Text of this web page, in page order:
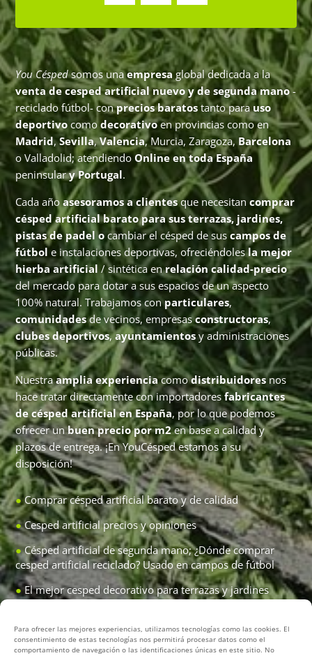
Para ofrecer las mejores experiencias, utilizamos tecnologías como las cookies. El
consentimiento de estas tecnologías nos permitirá procesar datos como el
comportamiento de navegación o las identificaciones únicas en este sitio. No
You Céspedsomos unaempresaglobal dedicada a la
venta de cesped artificial nuevo y de segunda mano-
reciclado fútbol- conprecios baratostanto parauso
deportivo comodecorativoen provincias como en
Madrid,Sevilla,Valencia, Murcia, Zaragoza,Barcelona
o Valladolid; atendiendoOnline en toda España
peninsulary Portugal.
Cada añoasesoramos a clientesque necesitancomprar
césped artificial barato para sus terrazas, jardines,
pistas de padel ocambiar el césped de suscampos de
fútbol e instalaciones deportivas, ofreciéndolesla mejor
hierba artificial/ sintética enrelación calidad-precio
del mercado para dotar a sus espacios de un aspecto
100% natural. Trabajamos conparticulares,
comunidadesde vecinos, empresasconstructoras,
clubes deportivos,ayuntamientosy administraciones
públicas.
Nuestraamplia experienciacomodistribuidoresnos
hace tratar directamente con importadoresfabricantes
de césped artificial en España, por lo que podemos
ofrecer unbuen precio por m2en base a calidad y
plazos de entrega. ¡En YouCésped estamos a su
disposición!
● Comprar césped artificial baratoy de calidad
●Cesped artificial precios y opiniones
●Césped artificial de segunda mano;¿Dónde comprar
cesped artificial reciclado?Usado en campos de fútbol
● El mejor cesped decorativo para terrazas y jardines
(servicio integral)
● Sustitución cesped pistas de pádel(cambio antiguo por